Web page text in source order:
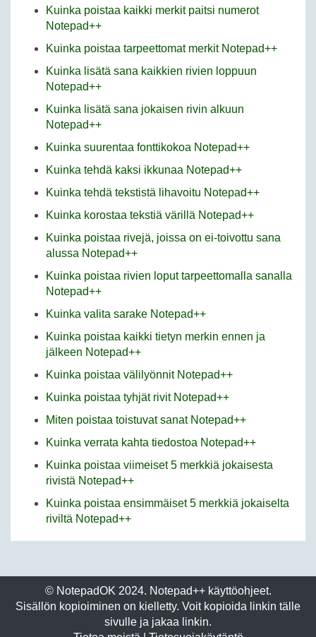
Kuinka poistaa kaikki merkit paitsi numerot
Notepad++
Kuinka poistaa tarpeettomat merkit Notepad++
Kuinka lisätä sana kaikkien rivien loppuun
Notepad++
Kuinka lisätä sana jokaisen rivin alkuun
Notepad++
Kuinka suurentaa fonttikokoa Notepad++
Kuinka tehdä kaksi ikkunaa Notepad++
Kuinka tehdä tekstistä lihavoitu Notepad++
Kuinka korostaa tekstiä värillä Notepad++
Kuinka poistaa rivejä, joissa on ei-toivottu sana
alussa Notepad++
Kuinka poistaa rivien loput tarpeettomalla sanalla
Notepad++
Kuinka valita sarake Notepad++
Kuinka poistaa kaikki tietyn merkin ennen ja
jälkeen Notepad++
Kuinka poistaa välilyönnit Notepad++
Kuinka poistaa tyhjät rivit Notepad++
Miten poistaa toistuvat sanat Notepad++
Kuinka verrata kahta tiedostoa Notepad++
Kuinka poistaa viimeiset 5 merkkiä jokaisesta
rivistä Notepad++
Kuinka poistaa ensimmäiset 5 merkkiä jokaiselta
riviltä Notepad++
© NotepadOK 2024. Notepad++ käyttöohjeet.
Sisällön kopioiminen on kielletty. Voit kopioida linkin tälle
sivulle ja jakaa linkin.